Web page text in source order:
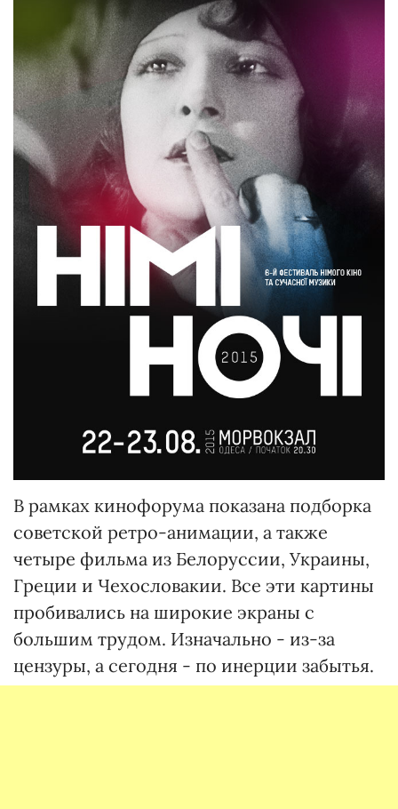
В рамках кинофорума показана подборка
советской ретро-анимации, а также
четыре фильма из Белоруссии, Украины,
Греции и Чехословакии. Все эти картины
пробивались на широкие экраны с
большим трудом. Изначально - из-за
цензуры, а сегодня - по инерции забытья.